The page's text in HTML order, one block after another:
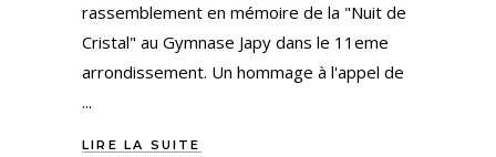
rassemblement en mémoire de la "Nuit de
Cristal" au Gymnase Japy dans le 11eme
arrondissement. Un hommage à l'appel de
LIRE LA SUITE